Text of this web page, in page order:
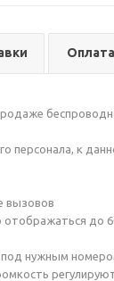
Оплата
персонала, к
вызовов
до
нужным